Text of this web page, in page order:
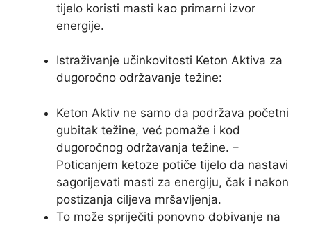
tijelo koristi masti kao primarni izvor
energije.
Istraživanje učinkovitosti Keton Aktiva za
dugoročno održavanje težine:
Keton Aktiv ne samo da podržava početni
gubitak težine, već pomaže i kod
dugoročnog održavanja težine. –
Poticanjem ketoze potiče tijelo da nastavi
sagorijevati masti za energiju, čak i nakon
postizanja ciljeva mršavljenja.
To može spriječiti ponovno dobivanje na